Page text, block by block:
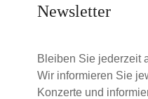
Newsletter
Bleiben Sie jederzeit
Wir informieren Sie
Konzerte und